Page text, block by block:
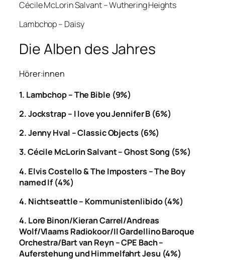
Cécile McLorin Salvant – Wuthering Heights
Lambchop – Daisy
Die Alben des Jahres
Hörer:innen
1. Lambchop – The Bible (9%)
2. Jockstrap – I love you Jennifer B (6%)
2. Jenny Hval – Classic Objects (6%)
3.Cécile McLorin Salvant – Ghost Song (5%)
4. Elvis Costello & The Imposters – The Boy
named If (4%)
4. Nichtseattle – Kommunistenlibido (4%)
4. Lore Binon/Kieran Carrel/Andreas
Wolf/Vlaams Radiokoor/Il Gardellino Baroque
Orchestra/Bart van Reyn – CPE Bach –
Auferstehung und Himmelfahrt Jesu (4%)